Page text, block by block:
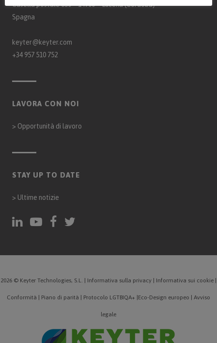
Casella postale 650 – 14900 – Lucena (Córdoba)
Spagna
keyter@keyter.com
+34 957 510 752
LAVORA CON NOI
> Opportunità di lavoro
STAY UP TO DATE
> Ultime notizie
2026 © Keyter Technologies, S.L. Informativa sulla privacy Informativa sui cookie
Conformità Piano di parità Protocolo LGTBIQA+ Eco-Design europeo Avviso
legale